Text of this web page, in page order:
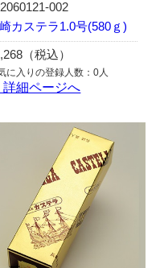
002
カステラ1.0号(580ｇ)
（税込）
に入りの登録人数：0人
細ページへ